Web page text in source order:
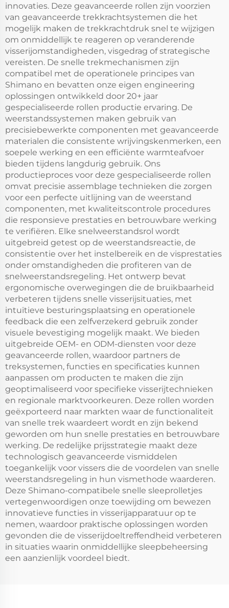
innovaties. Deze geavanceerde rollen zijn voorzien
van geavanceerde trekkrachtsystemen die het
mogelijk maken de trekkrachtdruk snel te wijzigen
om onmiddellijk te reageren op veranderende
visserijomstandigheden, visgedrag of strategische
vereisten. De snelle trekmechanismen zijn
compatibel met de operationele principes van
Shimano en bevatten onze eigen engineering
oplossingen ontwikkeld door 20+ jaar
gespecialiseerde rollen productie ervaring. De
weerstandssystemen maken gebruik van
precisiebewerkte componenten met geavanceerde
materialen die consistente wrijvingskenmerken, een
soepele werking en een efficiënte warmteafvoer
bieden tijdens langdurig gebruik. Ons
productieproces voor deze gespecialiseerde rollen
omvat precisie assemblage technieken die zorgen
voor een perfecte uitlijning van de weerstand
componenten, met kwaliteitscontrole procedures
die responsieve prestaties en betrouwbare werking
te verifiëren. Elke snelweerstandsrol wordt
uitgebreid getest op de weerstandsreactie, de
consistentie over het instelbereik en de visprestaties
onder omstandigheden die profiteren van de
snelweerstandsregeling. Het ontwerp bevat
ergonomische overwegingen die de bruikbaarheid
verbeteren tijdens snelle visserijsituaties, met
intuïtieve besturingsplaatsing en operationele
feedback die een zelfverzekerd gebruik zonder
visuele bevestiging mogelijk maakt. We bieden
uitgebreide OEM- en ODM-diensten voor deze
geavanceerde rollen, waardoor partners de
treksystemen, functies en specificaties kunnen
aanpassen om producten te maken die zijn
geoptimaliseerd voor specifieke visserijtechnieken
en regionale marktvoorkeuren. Deze rollen worden
geëxporteerd naar markten waar de functionaliteit
van snelle trek waardeert wordt en zijn bekend
geworden om hun snelle prestaties en betrouwbare
werking. De redelijke prijsstrategie maakt deze
technologisch geavanceerde vismiddelen
toegankelijk voor vissers die de voordelen van snelle
weerstandsregeling in hun vismethode waarderen.
Deze Shimano-compatibele snelle sleeprolletjes
vertegenwoordigen onze toewijding om bewezen
innovatieve functies in visserijapparatuur op te
nemen, waardoor praktische oplossingen worden
gevonden die de visserijdoeltreffendheid verbeteren
in situaties waarin onmiddellijke sleepbeheersing
een aanzienlijk voordeel biedt.